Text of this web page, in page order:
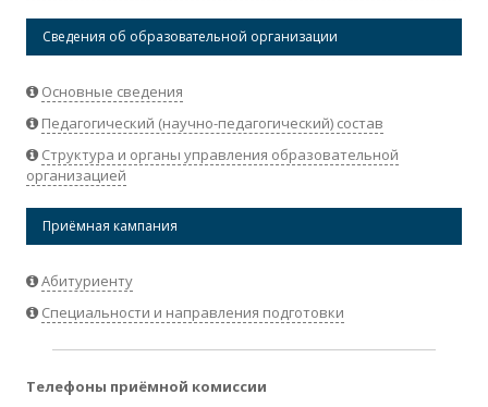
Сведения об образовательной организации
Основные сведения
Педагогический (научно-педагогический) состав
Структура и органы управления образовательной
организацией
Приёмная кампания
Абитуриенту
Специальности и направления подготовки
Телефоны приёмной комиссии